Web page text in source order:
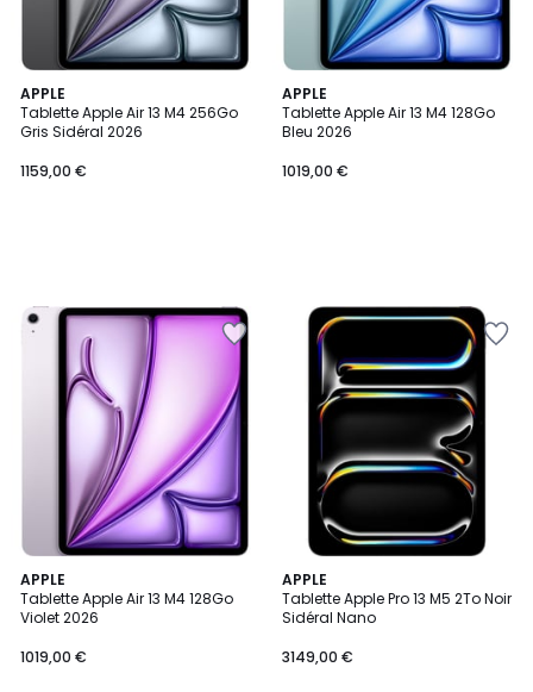
APPLE
Tablette Apple Air 13 M4 256Go
Gris Sidéral 2026
1159,00 €
APPLE
Tablette Apple Air 13 M4 128Go
Bleu 2026
1019,00 €
APPLE
Tablette Apple Air 13 M4 128Go
Violet 2026
1019,00 €
APPLE
Tablette Apple Pro 13 M5 2To Noir
Sidéral Nano
3149,00 €